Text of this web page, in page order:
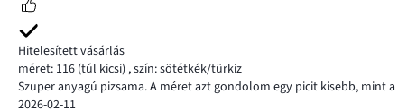
Hitelesített vásárlás
méret: 116 (túl kicsi) ,szín: sötétkék/türkiz
Szuper anyagú pizsama. A méret azt gondolom egy picit kisebb, mint
2026-02-11